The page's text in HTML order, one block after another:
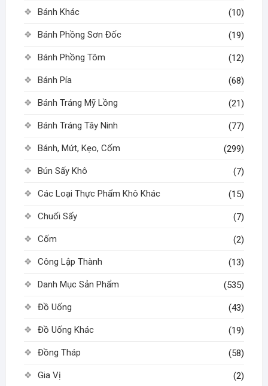
phẩm
Bánh Khác (10)
Bánh Phồng Sơn Đốc (19)
Bánh Phồng Tôm (12)
Bánh Pía (68)
Bánh Tráng Mỹ Lồng (21)
Bánh Tráng Tây Ninh (77)
Bánh, Mứt, Kẹo, Cốm (299)
Bún Sấy Khô (7)
Các Loại Thực Phẩm Khô Khác (15)
Chuối Sấy (7)
Cốm (2)
Công Lập Thành (13)
Danh Mục Sản Phẩm (535)
Đồ Uống (43)
Đồ Uống Khác (19)
Đồng Tháp (58)
Gia Vị (2)